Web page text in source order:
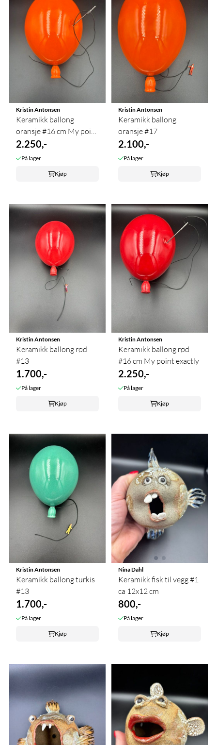
Kristin Antonsen
Keramikk ballong
oransje #16 cm My point
exactly
2.250,-
På lager
Kjøp
Kristin Antonsen
Keramikk ballong
oransje #17
2.100,-
På lager
Kjøp
Kristin Antonsen
Keramikk ballong rød
#13
1.700,-
På lager
Kjøp
Kristin Antonsen
Keramikk ballong rød
#16 cm My point exactly
2.250,-
På lager
Kjøp
Kristin Antonsen
Keramikk ballong turkis
#13
1.700,-
På lager
Kjøp
Nina Dahl
Keramikk fisk til vegg #1
ca 12x12 cm
800,-
På lager
Kjøp